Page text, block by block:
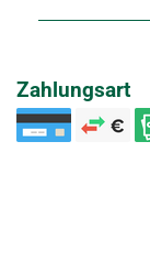
Zahlungsart